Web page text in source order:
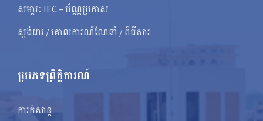
សមា្ភរៈ IEC – ប័ណ្ណប្រកាស
ស្តង់ដារ / គោលការណ៍ណែនាំ / ពិធីសារ
ប្រភេទព្រឹត្តិការណ៍
ការកំសាន្ត